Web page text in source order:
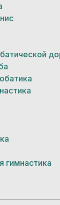
гимнастика